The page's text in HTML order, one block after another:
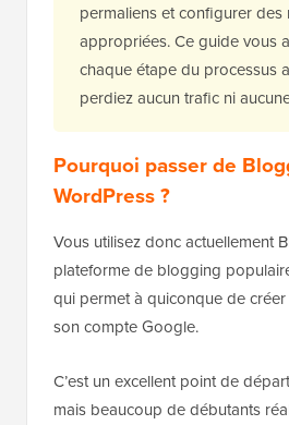
permaliens et configurer des
appropriées. Ce guide vous
chaque étape du processus
perdiez aucun trafic ni
Pourquoi passer de
WordPress ?
Vous utilisez donc actuellement
plateforme de blogging
qui permet à quiconque de
son compte Google.
C’est un excellent point de
mais beaucoup de débutants